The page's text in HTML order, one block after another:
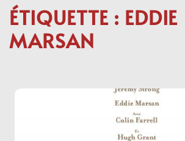
ÉTIQUETTE : EDDIE
MARSAN